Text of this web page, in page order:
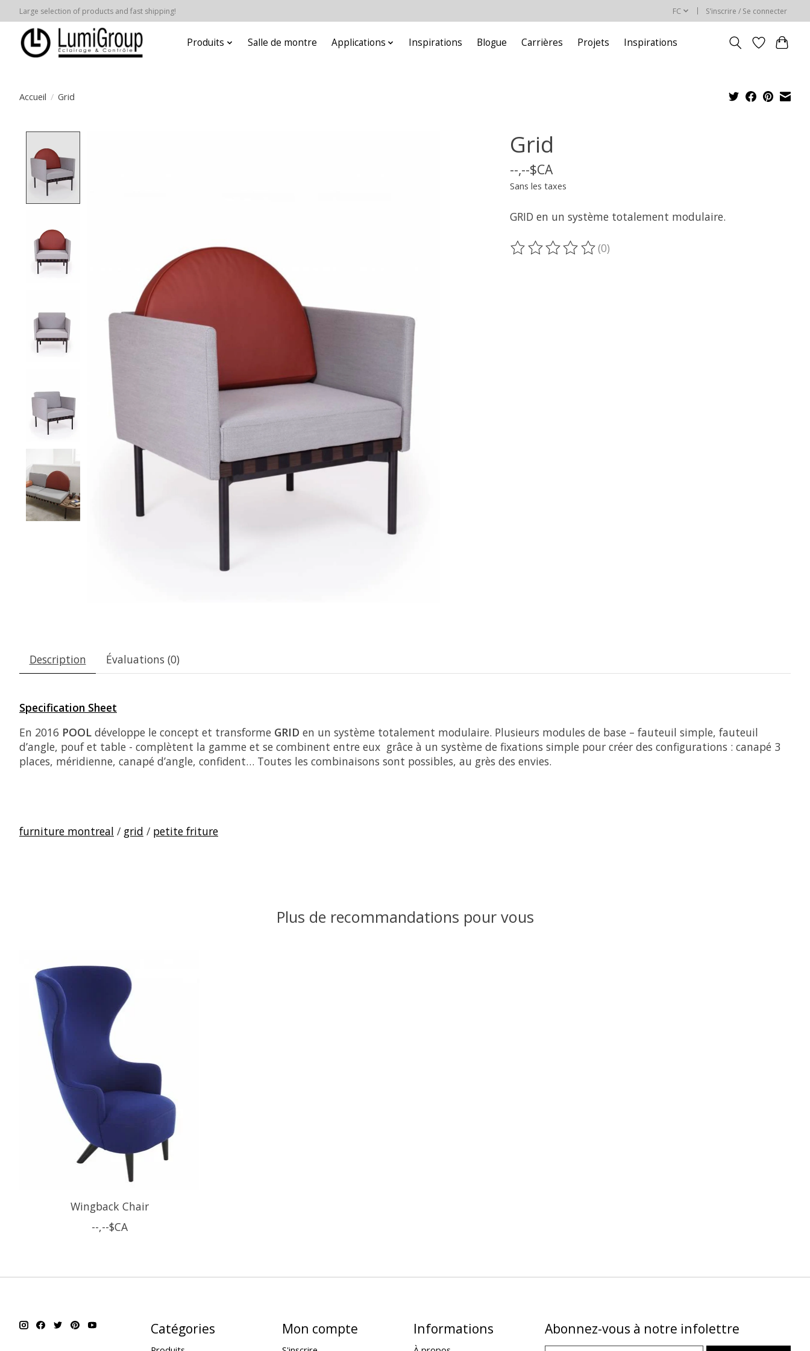
Large selection of products and fast shipping! FC S’inscrire / Se connecter
Produits Salle de montre Applications Inspirations Blogue Carrières Projets Inspirations
Accueil / Grid
Grid
--,--$CA
Sans les taxes
GRID en un système totalement modulaire.
Ce produit est évalué à
(0)
Description Évaluations (0)
Specification Sheet
En 2016 POOL développe le concept et transforme GRID en un système totalement modulaire. Plusieurs modules de base – fauteuil simple, fauteuil
d’angle, pouf et table - complètent la gamme et se combinent entre eux grâce à un système de fixations simple pour créer des configurations : canapé 3
places, méridienne, canapé d’angle, confident… Toutes les combinaisons sont possibles, au grès des envies.
furniture montreal / grid / petite friture
Plus de recommandations pour vous
Wingback Chair
--,--$CA
Catégories Mon compte Informations Abonnez-vous à notre infolettre